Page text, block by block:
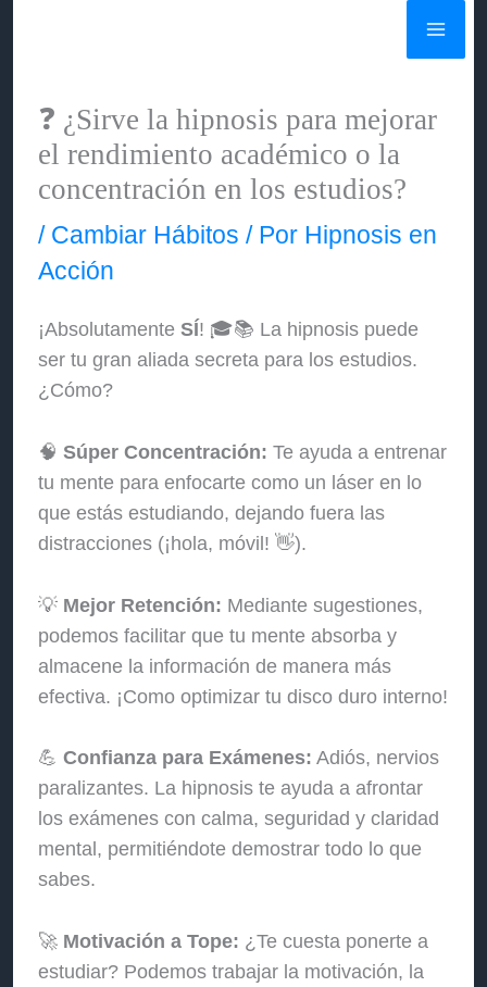
❓ ¿Sirve la hipnosis para mejorar
el rendimiento académico o la
concentración en los estudios?
/ Cambiar Hábitos / Por Hipnosis en
Acción
¡AbsolutamenteSÍ! 🎓📚 La hipnosis puede
ser tu gran aliada secreta para los estudios.
¿Cómo?
🧠Súper Concentración: Te ayuda a entrenar
tu mente para enfocarte como un láser en lo
que estás estudiando, dejando fuera las
distracciones (¡hola, móvil! 👋).
💡 Mejor Retención: Mediante sugestiones,
podemos facilitar que tu mente absorba y
almacene la información de manera más
efectiva. ¡Como optimizar tu disco duro interno!
💪Confianza para Exámenes: Adiós, nervios
paralizantes. La hipnosis te ayuda a afrontar
los exámenes con calma, seguridad y claridad
mental, permitiéndote demostrar todo lo que
sabes.
🚀 Motivación a Tope: ¿Te cuesta ponerte a
estudiar? Podemos trabajar la motivación, la